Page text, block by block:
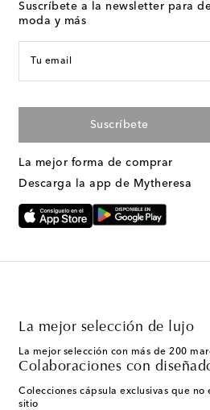
Suscríbete a la newsletter para
moda y más
Tu email
Suscríbete
La mejor forma de comprar
Descarga la app de Mytheresa
La mejor selección de lujo
La mejor selección con más de 200
Colaboraciones con
Colecciones cápsula exclusivas que
sitio